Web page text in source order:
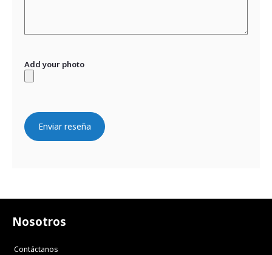
Add your photo
Enviar reseña
Nosotros
Contáctanos